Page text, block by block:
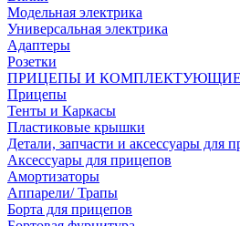
Модельная электрика
Универсальная электрика
Адаптеры
Розетки
ПРИЦЕПЫ И КОМПЛЕКТУЮЩИЕ
Прицепы
Тенты и Каркасы
Пластиковые крышки
Детали, запчасти и аксессуары для
Аксессуары для прицепов
Амортизаторы
Аппарели/ Трапы
Борта для прицепов